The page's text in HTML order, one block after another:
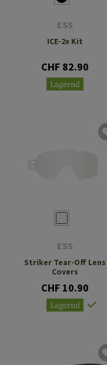
ESS
ICE-2x Kit
CHF 82.90
Lagernd
ESS
Striker Tear-Off Lens
Covers
CHF 10.90
Lagernd